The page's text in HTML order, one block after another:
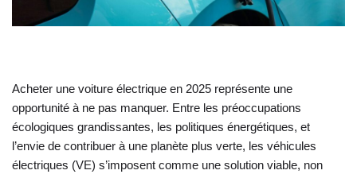
Acheter une voiture électrique en 2025 représente une
opportunité à ne pas manquer. Entre les préoccupations
écologiques grandissantes, les politiques énergétiques, et
l’envie de contribuer à une planète plus verte, les véhicules
électriques (VE) s’imposent comme une solution viable, non